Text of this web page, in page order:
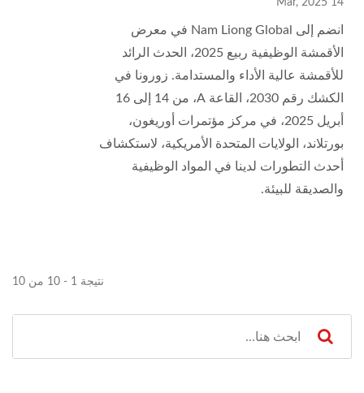
14 Mar, 2025
انضم إلى Nam Liong Global في معرض
الأقمشة الوظيفية ربيع 2025، الحدث الرائد
للأقمشة عالية الأداء والمستدامة. زورونا في
الكشك رقم 2030، القاعة A، من 14 إلى 16
أبريل 2025، في مركز مؤتمرات أوريغون،
بورتلاند، الولايات المتحدة الأمريكية، لاستكشاف
أحدث التطورات لدينا في المواد الوظيفية
والصديقة للبيئة.
نتيجة 1 - 10 من 10